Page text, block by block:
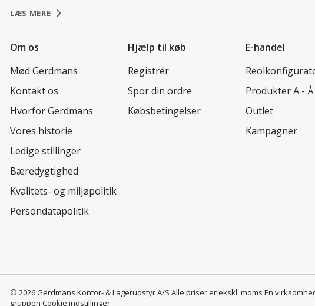
LÆS MERE
Om os
Mød Gerdmans
Kontakt os
Hvorfor Gerdmans
Vores historie
Ledige stillinger
Bæredygtighed
Kvalitets- og miljøpolitik
Persondatapolitik
Hjælp til køb
Registrér
Spor din ordre
Købsbetingelser
E-handel
Produkter A - Å
Outlet
Kampagner
© 2026 Gerdmans Kontor- & Lagerudstyr A/S Alle priser er ekskl. moms En
gruppen Cookie indstillinger